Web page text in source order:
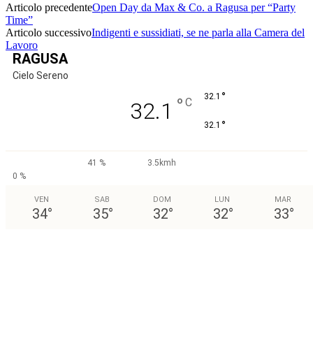
Articolo precedenteOpen Day da Max & Co. a Ragusa per “Party
Time”
Articolo successivoIndigenti e sussidiati, se ne parla alla Camera del
Lavoro
RAGUSA
Cielo Sereno
32.1 ° C 32.1 °
32.1 °
41 %
3.5kmh
0 %
VEN
34°
SAB
35°
DOM
32°
LUN
32°
MAR
33°